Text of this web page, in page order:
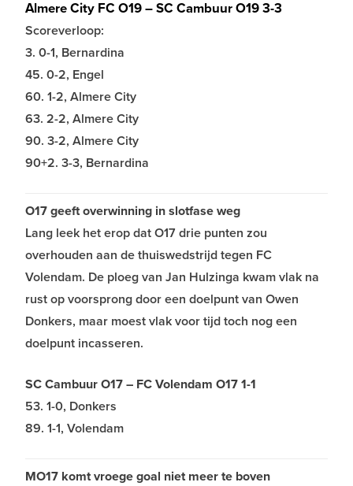
Almere City FC O19 – SC Cambuur O19 3-3
Scoreverloop:
3. 0-1, Bernardina
45. 0-2, Engel
60. 1-2, Almere City
63. 2-2, Almere City
90. 3-2, Almere City
90+2. 3-3, Bernardina
O17 geeft overwinning in slotfase weg
Lang leek het erop dat O17 drie punten zou
overhouden aan de thuiswedstrijd tegen FC
Volendam. De ploeg van Jan Hulzinga kwam vlak na
rust op voorsprong door een doelpunt van Owen
Donkers, maar moest vlak voor tijd toch nog een
doelpunt incasseren.
SC Cambuur O17 – FC Volendam O17 1-1
53. 1-0, Donkers
89. 1-1, Volendam
MO17 komt vroege goal niet meer te boven